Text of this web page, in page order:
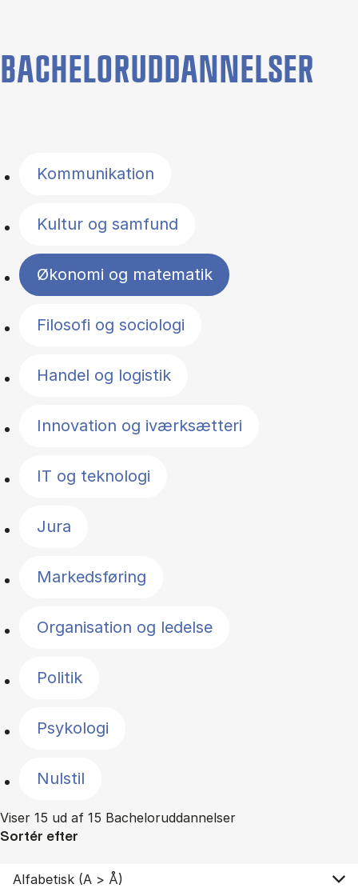
BACHELORUDDANNELSER
Kommunikation
Kultur og samfund
Økonomi og matematik
Filosofi og sociologi
Handel og logistik
Innovation og iværksætteri
IT og teknologi
Jura
Markedsføring
Organisation og ledelse
Politik
Psykologi
Nulstil
Viser 15 ud af 15 Bacheloruddannelser
Sortér efter